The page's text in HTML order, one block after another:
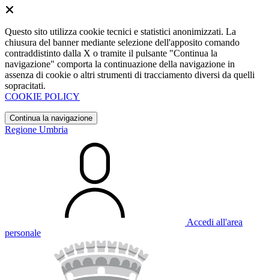
Questo sito utilizza cookie tecnici e statistici anonimizzati. La
chiusura del banner mediante selezione dell'apposito comando
contraddistinto dalla X o tramite il pulsante "Continua la
navigazione" comporta la continuazione della navigazione in
assenza di cookie o altri strumenti di tracciamento diversi da quelli
sopracitati.
COOKIE POLICY
Continua la navigazione
Regione Umbria
Accedi all'area
personale